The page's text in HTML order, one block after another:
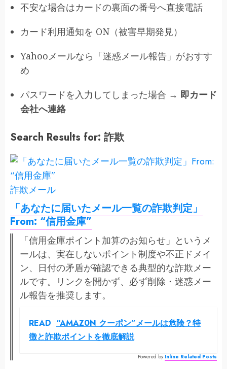
不安な場合はカードの裏面の番号へ直接電話
カード利用通知を ON（被害早期発見）
Yahooメールなら「迷惑メール報告」がおすす
め
パスワードを入力してしまった場合 → 即カード
会社へ連絡
Search Results for: 詐欺
詐欺メール
「あなたに届いたメール一覧の詐欺判定」
From: “信用金庫”
「信用金庫ポイント加算のお知らせ」というメ
ールは、実在しないポイント制度や不正ドメイ
ン、日付の矛盾が確認できる典型的な詐欺メー
ルです。リンクを開かず、必ず削除・迷惑メー
ル報告を推奨します。
READ “AMAZ0N クーポン”メールは危険？特
徴と詐欺ポイントを徹底解説
Powered by Inline Related Posts